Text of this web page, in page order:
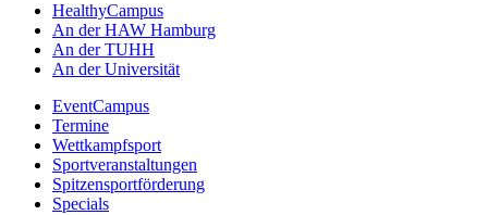
HealthyCampus
An der HAW Hamburg
An der TUHH
An der Universität
EventCampus
Termine
Wettkampfsport
Sportveranstaltungen
Spitzensportförderung
Specials